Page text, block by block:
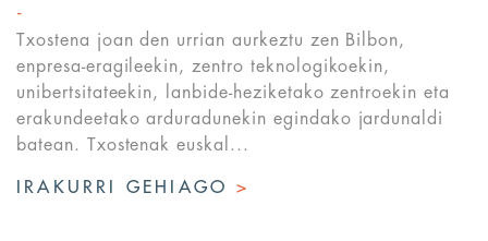
Txostena joan den urrian aurkeztu zen Bilbon,
enpresa-eragileekin, zentro teknologikoekin,
unibertsitateekin, lanbide-heziketako zentroekin eta
erakundeetako arduradunekin egindako jardunaldi
batean. Txostenak euskal...
IRAKURRI GEHIAGO>